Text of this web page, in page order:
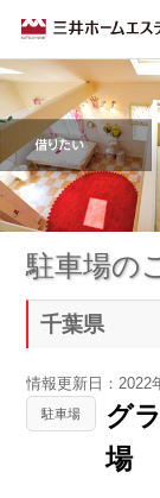
駐車場の
千葉県
情報更新日：2022
駐車場
グ
場